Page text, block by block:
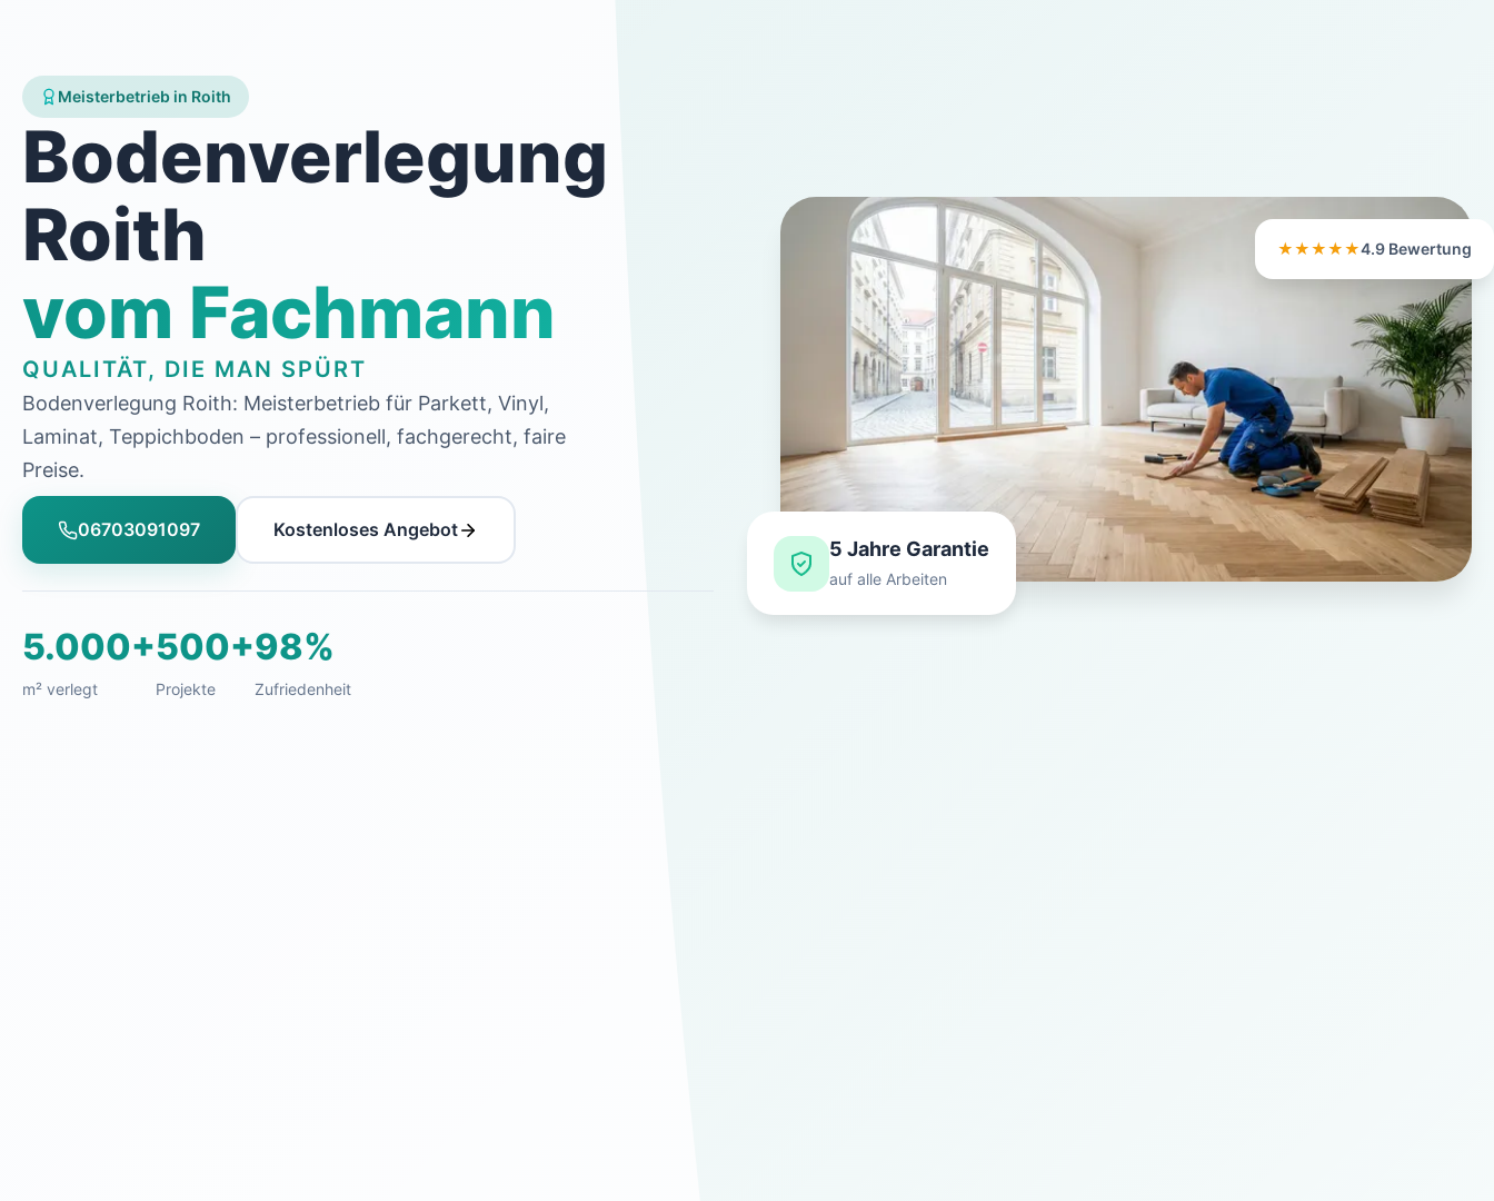
Meisterbetrieb in Roith
Bodenverlegung
Roith
vom Fachmann
QUALITÄT, DIE MAN SPÜRT
Bodenverlegung Roith: Meisterbetrieb für Parkett, Vinyl,
Laminat, Teppichboden – professionell, fachgerecht, faire
Preise.
06703091097 Kostenloses Angebot
5.000+
m² verlegt
500+
Projekte
98%
Zufriedenheit
5 Jahre Garantie
auf alle Arbeiten
★★★★★4.9 Bewertung